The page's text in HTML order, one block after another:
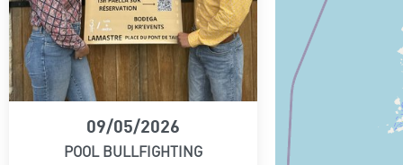
09/05/2026
POOL BULLFIGHTING